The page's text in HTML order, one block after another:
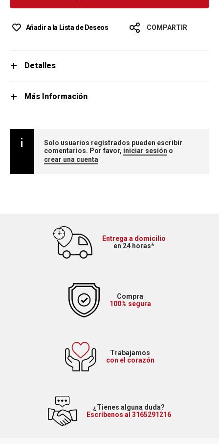
Añadir a la Lista de Deseos COMPARTIR
Detalles
Más Información
Solo usuarios registrados pueden escribir
comentarios. Por favor, iniciar sesión o
crear una cuenta
Entrega a domicilio
en 24 horas*
Compra
100% segura
Trabajamos
con el corazón
¿Tienes alguna duda?
Escríbenos al 3165291216